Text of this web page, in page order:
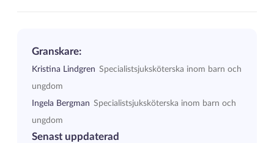
Granskare:
Kristina Lindgren Specialistsjuksköterska inom barn och
ungdom
Ingela Bergman Specialistsjuksköterska inom barn och
ungdom
Senast uppdaterad